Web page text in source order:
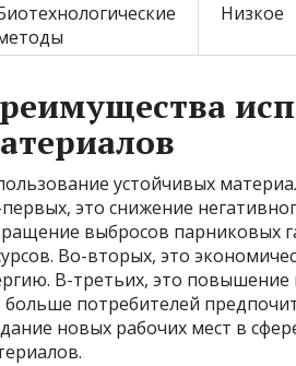
Низкое
устойчивых
это снижение
выбросов парниковых
Во-вторых, это
В-третьих, это повышение
больше потребителей
новых рабочих мест в